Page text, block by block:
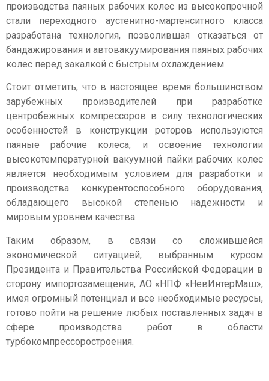
производства паяных рабочих колес из высокопрочной
стали переходного аустенитно-мартенситного класса
разработана технология, позволившая отказаться от
бандажирования и автовакуумирования паяных рабочих
колес перед закалкой с быстрым охлаждением.
Стоит отметить, что в настоящее время большинством
зарубежных производителей при разработке
центробежных компрессоров в силу технологических
особенностей в конструкции роторов используются
паяные рабочие колеса, и освоение технологии
высокотемпературной вакуумной пайки рабочих колес
является необходимым условием для разработки и
производства конкурентоспособного оборудования,
обладающего высокой степенью надежности и
мировым уровнем качества.
Таким образом, в связи со сложившейся
экономической ситуацией, выбранным курсом
Президента и Правительства Российской Федерации в
сторону импортозамещения, АО «НПФ «НевИнтерМаш»,
имея огромный потенциал и все необходимые ресурсы,
готово пойти на решение любых поставленных задач в
сфере производства работ в области
турбокомпрессоростроения.